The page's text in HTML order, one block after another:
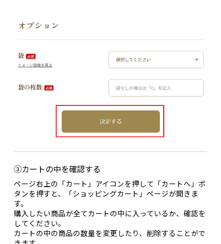
③カートの中を確認する
ページ右上の「カート」アイコンを押して「カートへ」ボ
タンを押すと、「ショッピングカート」ページが開きま
す。
購入したい商品が全てカートの中に入っているか、確認を
してください。
カートの中の商品の数量を変更したり、削除することがで